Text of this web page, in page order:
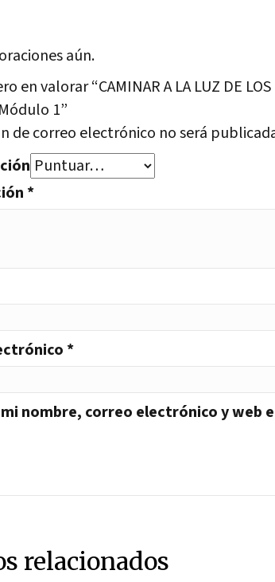
aún.
en valorar “CAMINAR A LA LUZ DE
1”
de correo electrónico no será
*
*
nombre, correo electrónico y web
relacionados